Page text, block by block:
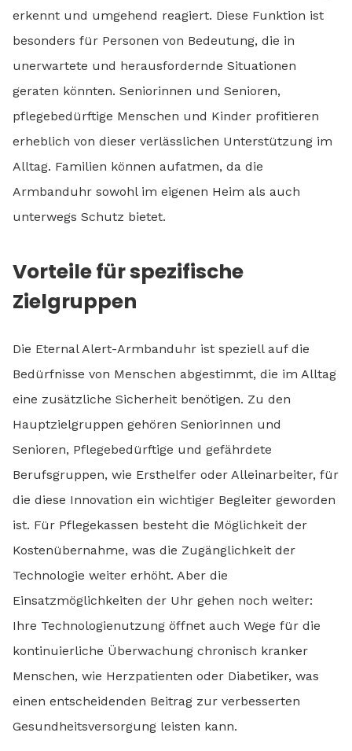
erkennt und umgehend reagiert. Diese Funktion ist
besonders für Personen von Bedeutung, die in
unerwartete und herausfordernde Situationen
geraten könnten. Seniorinnen und Senioren,
pflegebedürftige Menschen und Kinder profitieren
erheblich von dieser verlässlichen Unterstützung im
Alltag. Familien können aufatmen, da die
Armbanduhr sowohl im eigenen Heim als auch
unterwegs Schutz bietet.
Vorteile für spezifische
Zielgruppen
Die Eternal Alert-Armbanduhr ist speziell auf die
Bedürfnisse von Menschen abgestimmt, die im Alltag
eine zusätzliche Sicherheit benötigen. Zu den
Hauptzielgruppen gehören Seniorinnen und
Senioren, Pflegebedürftige und gefährdete
Berufsgruppen, wie Ersthelfer oder Alleinarbeiter, für
die diese Innovation ein wichtiger Begleiter geworden
ist. Für Pflegekassen besteht die Möglichkeit der
Kostenübernahme, was die Zugänglichkeit der
Technologie weiter erhöht. Aber die
Einsatzmöglichkeiten der Uhr gehen noch weiter:
Ihre Technologienutzung öffnet auch Wege für die
kontinuierliche Überwachung chronisch kranker
Menschen, wie Herzpatienten oder Diabetiker, was
einen entscheidenden Beitrag zur verbesserten
Gesundheitsversorgung leisten kann.